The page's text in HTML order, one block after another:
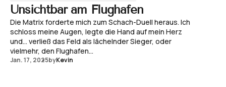
Unsichtbar am Flughafen
Die Matrix forderte mich zum Schach-Duell heraus. Ich
schloss meine Augen, legte die Hand auf mein Herz
und... verließ das Feld als lächelnder Sieger, oder
vielmehr, den Flughafen...
Jan. 17, 2025byKevin